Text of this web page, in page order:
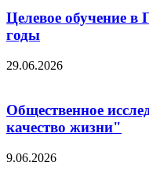
Целевое обучение
годы
29.06.2026
Общественное
качество жизни"
9.06.2026